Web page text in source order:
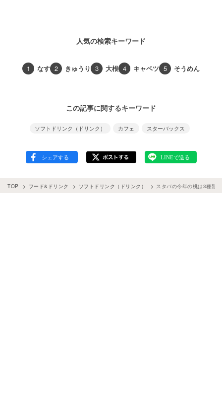
人気の検索キーワード
1 なす 2 きゅうり 3 大根 4 キャベツ 5 そうめん
この記事に関するキーワード
ソフトドリンク（ドリンク） カフェ スターバックス
TOP フード&ドリンク ソフトドリンク（ドリンク） スタバの今年の桃は3種類